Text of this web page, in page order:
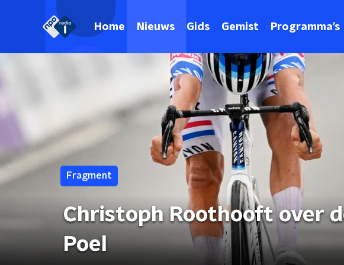
Home Nieuws Gids Gemist Programma's
Fragment
Christoph Roothooft over
Poel